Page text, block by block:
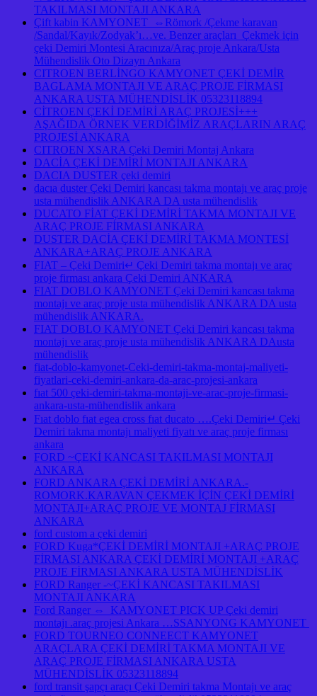
TAKILMASI MONTAJI ANKARA
Çift kabin KAMYONET ⇔Römork /Çekme karavan
/Sandal/Kayık/Zodyak’ı…ve. Benzer araçları Çekmek için
çeki Demiri Montesi Aracınıza/Araç proje Ankara/Usta
Mühendislik Oto Dizayn Ankara
CITROEN BERLİNGO KAMYONET ÇEKİ DEMİR
BAGLAMA MONTAJI VE ARAÇ PROJE FİRMASI
ANKARA USTA MÜHENDİSLİK 05323118894
CİTROEN ÇEKİ DEMİRİ ARAÇ PROJESİ+++
AŞAĞIDA ÖRNEK VERDİĞİMİZ ARAÇLARIN ARAÇ
PROJESİ ANKARA
CITROEN XSARA Çeki Demiri Montaj Ankara
DACİA ÇEKİ DEMİRİ MONTAJI ANKARA
DACIA DUSTER çeki demiri
dacıa duster Çeki Demiri kancası takma montajı ve araç proje
usta mühendislik ANKARA DA usta mühendislik
DUCATO FİAT ÇEKİ DEMİRİ TAKMA MONTAJI VE
ARAÇ PROJE FİRMASI ANKARA
DUSTER DACİA ÇEKİ DEMİRİ TAKMA MONTESİ
ANKARA+ARAÇ PROJE ANKARA
FIAT – Çeki Demiri↵ Çeki Demiri takma montajı ve araç
proje firması ankara Çeki Demiri ANKARA
FIAT DOBLO KAMYONET Çeki Demiri kancası takma
montajı ve araç proje usta mühendislik ANKARA DA usta
mühendislik ANKARA.
FIAT DOBLO KAMYONET Çeki Demiri kancası takma
montajı ve araç proje usta mühendislik ANKARA DAusta
mühendislik
fiat-doblo-kamyonet-Ceki-demiri-takma-montaj-maliyeti-
fiyatlari-ceki-demiri-ankara-da-arac-projesi-ankara
fıat 500 çeki-demiri-takma-montaji-ve-arac-proje-firmasi-
ankara-usta-mühendislik ankara
Fıat doblo fıat egea cross fıat ducato ….Çeki Demiri↵ Çeki
Demiri takma montajı maliyeti fiyatı ve araç proje firması
ankara
FORD ~ÇEKİ KANCASI TAKILMASI MONTAJI
ANKARA
FORD ANKARA ÇEKİ DEMİRİ ANKARA.-
ROMORK.KARAVAN ÇEKMEK İÇİN ÇEKİ DEMİRİ
MONTAJI+ARAÇ PROJE VE MONTAJ FİRMASI
ANKARA
ford custom a çeki demiri
FORD Kuga*ÇEKİ DEMİRİ MONTAJI +ARAÇ PROJE
FİRMASI ANKARA ÇEKİ DEMİRİ MONTAJI +ARAÇ
PROJE FİRMASI ANKARA USTA MÜHENDİSLİK
FORD Ranger -~ÇEKİ KANCASI TAKILMASI
MONTAJI ANKARA
Ford Ranger ⇔ KAMYONET PICK UP Çeki demiri
montajı .araç projesi Ankara …SSANYONG KAMYONET
FORD TOURNEO CONNEECT KAMYONET
ARAÇLARA ÇEKİ DEMİRİ TAKMA MONTAJI VE
ARAÇ PROJE FİRMASI ANKARA USTA
MÜHENDİSLİK 05323118894
ford transit şapçı araçı Çeki Demiri takma Montajı ve araç